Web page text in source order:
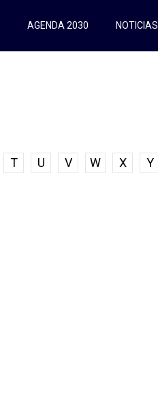
AGENDA 2030 NOTICIAS
T U V W X Y